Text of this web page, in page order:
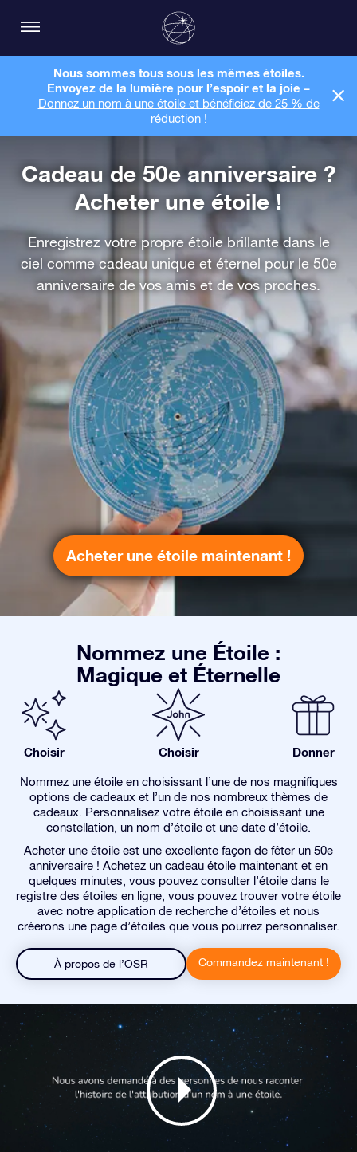
Nous sommes tous sous les mêmes étoiles.
Envoyez de la lumière pour l’espoir et la joie –
Donnez un nom à une étoile et bénéficiez de 25 % de
réduction !
Cadeau de 50e anniversaire ?
Acheter une étoile !
Enregistrez votre propre étoile brillante dans le
ciel comme cadeau unique et éternel pour le 50e
anniversaire de vos amis et de vos proches.
Acheter une étoile maintenant !
Nommez une Étoile :
Magique et Éternelle
Choisir Choisir Donner
Nommez une étoile en choisissant l’une de nos magnifiques
options de cadeaux et l’un de nos nombreux thèmes de
cadeaux. Personnalisez votre étoile en choisissant une
constellation, un nom d’étoile et une date d’étoile.
Acheter une étoile est une excellente façon de fêter un 50e
anniversaire ! Achetez un cadeau étoile maintenant et en
quelques minutes, vous pouvez consulter l’étoile dans le
registre des étoiles en ligne, vous pouvez trouver votre étoile
avec notre application de recherche d’étoiles et nous
créerons une page d’étoiles que vous pourrez personnaliser.
À propos de l’OSR Commandez maintenant !